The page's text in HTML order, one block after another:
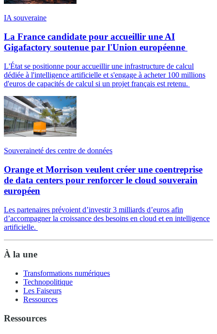
IA souveraine
La France candidate pour accueillir une AI
Gigafactory soutenue par l'Union européenne
L'État se positionne pour accueillir une infrastructure de calcul
dédiée à l'intelligence artificielle et s'engage à acheter 100 millions
d'euros de capacités de calcul si un projet français est retenu.
Souveraineté des centre de données
Orange et Morrison veulent créer une coentreprise
de data centers pour renforcer le cloud souverain
européen
Les partenaires prévoient d’investir 3 milliards d’euros afin
d’accompagner la croissance des besoins en cloud et en intelligence
artificielle.
À la une
Transformations numériques
Technopolitique
Les Faiseurs
Ressources
Ressources